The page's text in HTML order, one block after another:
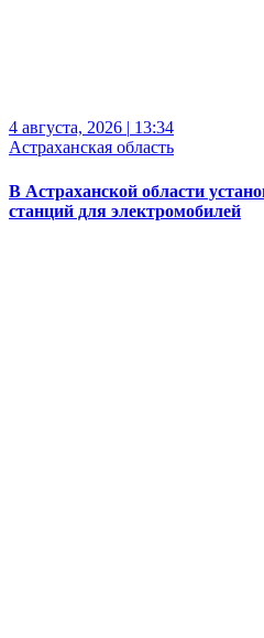
4 августа, 2026 | 13:34
Астраханская область
В Астраханской области
станций для электромобилей